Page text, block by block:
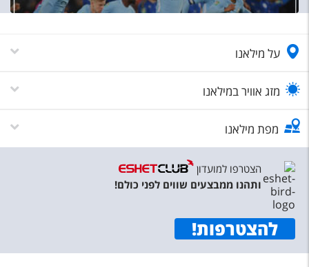
טיסות לחו"ל
Русский
קרוז
טופס צור קשר
נגישות
על מילאנו
מזג אוויר במילאנו
מפת מילאנו
הצטרפו למועדון
ותהנו ממבצעים שווים לפני כולם!
להצטרפות!